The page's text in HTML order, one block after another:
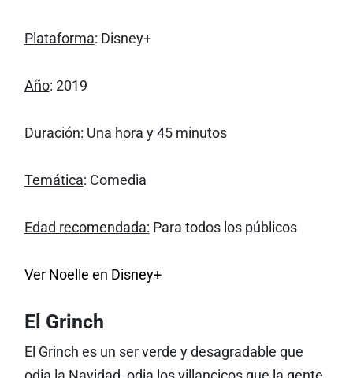
Plataforma: Disney+
Año: 2019
Duración: Una hora y 45 minutos
Temática: Comedia
Edad recomendada: Para todos los públicos
Ver Noelle en Disney+
El Grinch
El Grinch es un ser verde y desagradable que